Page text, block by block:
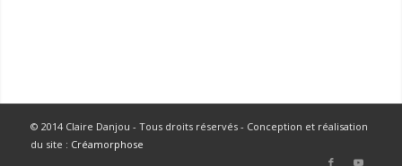
© 2014 Claire Danjou - Tous droits réservés - Conception et réalisation
du site : Créamorphose